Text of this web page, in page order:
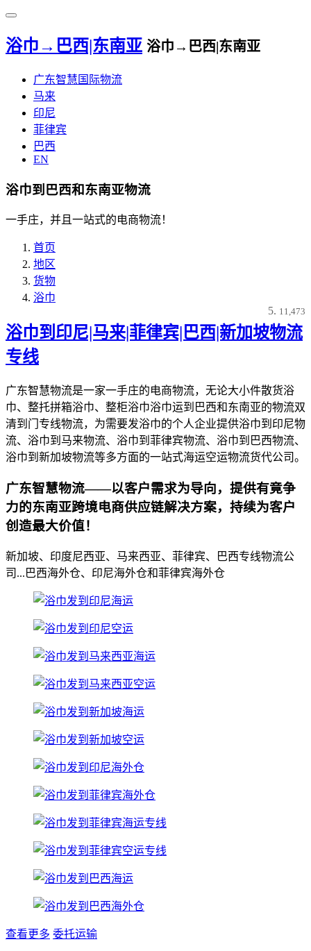
浴巾→巴西|东南亚 浴巾→巴西|东南亚
广东智慧国际物流
马来
印尼
菲律宾
巴西
EN
浴巾到巴西和东南亚物流
一手庄，并且一站式的电商物流！
首页
地区
货物
浴巾
11,473
浴巾到印尼|马来|菲律宾|巴西|新加坡物流
专线
广东智慧物流是一家一手庄的电商物流，无论大小件散货浴
巾、整托拼箱浴巾、整柜浴巾浴巾运到巴西和东南亚的物流双
清到门专线物流，为需要发浴巾的个人企业提供浴巾到印尼物
流、浴巾到马来物流、浴巾到菲律宾物流、浴巾到巴西物流、
浴巾到新加坡物流等多方面的一站式海运空运物流货代公司。
广东智慧物流——以客户需求为导向，提供有竟争
力的东南亚跨境电商供应链解决方案，持续为客户
创造最大价值！
新加坡、印度尼西亚、马来西亚、菲律宾、巴西专线物流公
司...巴西海外仓、印尼海外仓和菲律宾海外仓
查看更多 委托运输